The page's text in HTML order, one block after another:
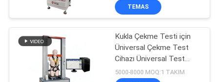
ISTEĞI
SHOW
Üniversal test
makinesi
TEMAS
Kukla Çekme Testi için
Üniversal Çekme Test
Cihazı Üniversal Test
Makinesi
5000-8000 MOQ:1 TAKIM